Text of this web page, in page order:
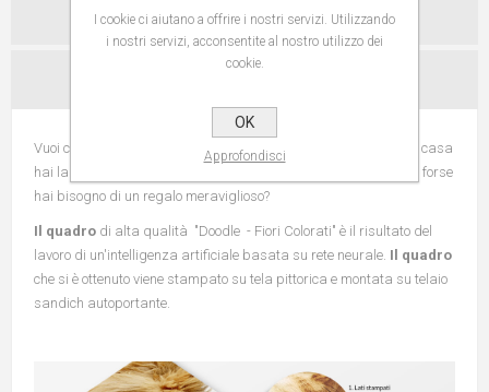
SPECIFICHE
Vuoi cambiare l'aspetto del tuo appartamento? Quando entri a casa
hai la sensazione che è arrivata l'ora di cambiare qualcosa? O forse
hai bisogno di un regalo meraviglioso?
Il quadro di alta qualità "Doodle - Fiori Colorati" è il risultato del
lavoro di un'intelligenza artificiale basata su rete neurale. Il quadro
che si è ottenuto viene stampato su tela pittorica e montata su telaio
sandich autoportante.
I cookie ci aiutano a offrire i nostri servizi. Utilizzando
i nostri servizi, acconsentite al nostro utilizzo dei
cookie.
OK
Approfondisci